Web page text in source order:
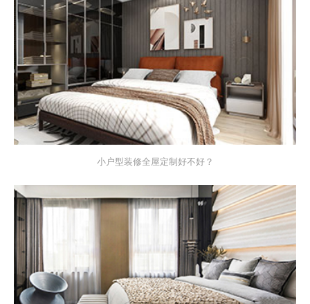
小户型装修全屋定制好不好？